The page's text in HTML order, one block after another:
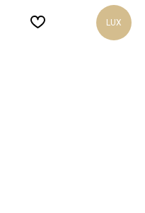
LUX